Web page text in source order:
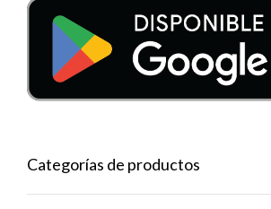
Categorías de productos